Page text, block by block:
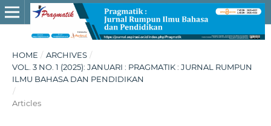
HOME / ARCHIVES /
VOL. 3 NO. 1 (2025): JANUARI : PRAGMATIK : JURNAL RUMPUN
ILMU BAHASA DAN PENDIDIKAN
/
Articles